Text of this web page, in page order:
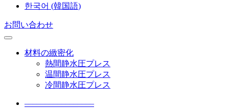
한국어 (韓国語)
お問い合わせ
材料の緻密化
熱間静水圧プレス
温間静水圧プレス
冷間静水圧プレス
–––––––––––––––––